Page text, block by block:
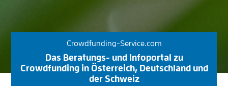
Crowdfunding-Service.com
Das Beratungs- und Infoportal zu
Crowdfunding in Österreich, Deutschland und
der Schweiz